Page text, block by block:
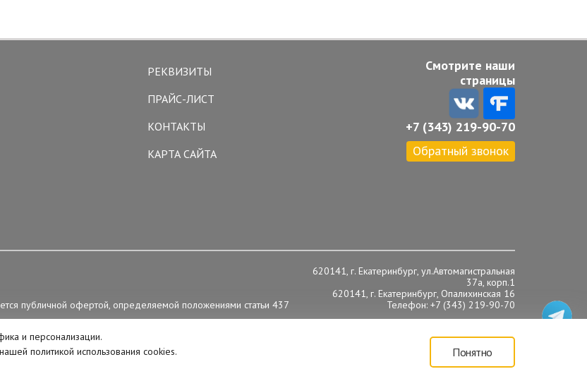
РЕКВИЗИТЫ
ПРАЙС-ЛИСТ
КОНТАКТЫ
КАРТА САЙТА
Смотрите наши
страницы
+7 (343) 219-90-70
Обратный звонок
публичной офертой, определяемой положениями статьи 437
620141, г. Екатеринбург, ул.Автомагистральная
37а, корп.1
620141, г. Екатеринбург, Опалихинская 16
Телефон: +7 (343) 219-90-70
и персонализации.
политикой использования cookies.
Понятно